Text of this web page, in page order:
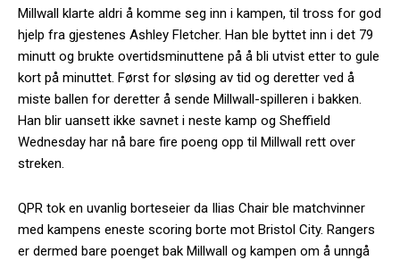
Millwall klarte aldri å komme seg inn i kampen, til tross for god
hjelp fra gjestenes Ashley Fletcher. Han ble byttet inn i det 79
minutt og brukte overtidsminuttene på å bli utvist etter to gule
kort på minuttet. Først for sløsing av tid og deretter ved å
miste ballen for deretter å sende Millwall-spilleren i bakken.
Han blir uansett ikke savnet i neste kamp og Sheffield
Wednesday har nå bare fire poeng opp til Millwall rett over
streken.
QPR tok en uvanlig borteseier da Ilias Chair ble matchvinner
med kampens eneste scoring borte mot Bristol City. Rangers
er dermed bare poenget bak Millwall og kampen om å unngå